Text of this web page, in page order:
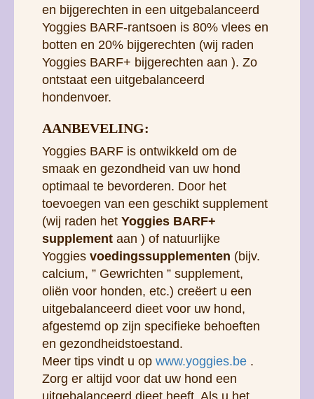
hondenvoer.
AANBEVELING:
Yoggies BARF is ontwikkeld om de
smaak en gezondheid van uw hond
optimaal te bevorderen. Door het
(wij raden hetYoggies BARF+
supplementaan ) of natuurlijke
Yoggiesvoedingssupplementen(bijv.
calcium, ” Gewrichten ” supplement,
oliën voor honden, etc.) creëert u een
uitgebalanceerd dieet voor uw hond,
afgestemd op zijn specifieke behoeften
en gezondheidstoestand.
Meer tips vindt u opwww.yoggies.be
Zorg er altijd voor dat uw hond een
uitgebalanceerd dieet heeft. Als u het
niet zeker weet, neem dan contact met
ons op of raadpleeg uw dierenarts.
Yoggies BARF is nu verpakt in
onschadelijke en eenvoudig te recyclen
polypropyleen zakken. Daarom is het de